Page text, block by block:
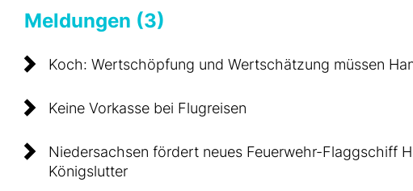
Meldungen (3)
Koch: Wertschöpfung und Wertschätzung müssen
Keine Vorkasse bei Flugreisen
Niedersachsen fördert neues Feuerwehr-Flaggschiff
Königslutter